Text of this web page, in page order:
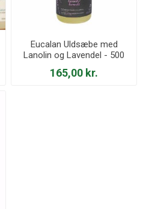
Eucalan Uldsæbe med
Lanolin og Lavendel - 500
165,00 kr.